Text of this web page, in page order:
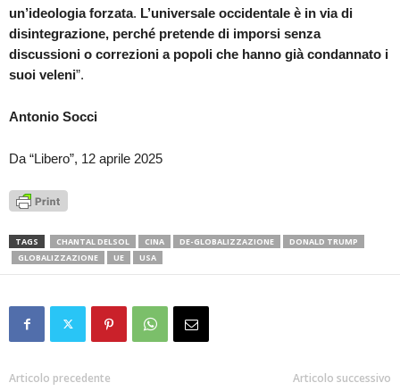
un’ideologia forzata. L’universale occidentale è in via di
disintegrazione, perché pretende di imporsi senza
discussioni o correzioni a popoli che hanno già condannato i
suoi veleni”.
Antonio Socci
Da “Libero”, 12 aprile 2025
TAGS CHANTAL DELSOL CINA DE-GLOBALIZZAZIONE
DONALD TRUMP
GLOBALIZZAZIONE
UE USA
Articolo precedente Articolo successivo